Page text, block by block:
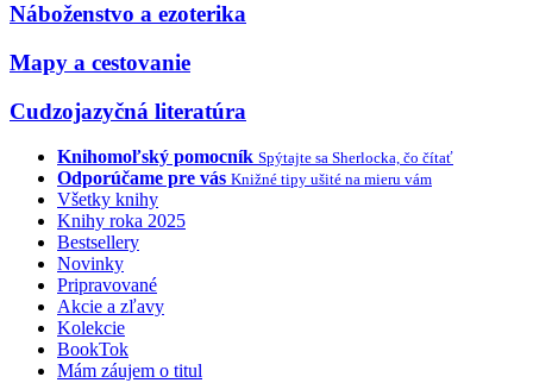
Náboženstvo a ezoterika
Mapy a cestovanie
Cudzojazyčná literatúra
Knihomoľský pomocník Spýtajte sa Sherlocka, čo čítať
Odporúčame pre vás Knižné tipy ušité na mieru vám
Všetky knihy
Knihy roka 2025
Bestsellery
Novinky
Pripravované
Akcie a zľavy
Kolekcie
BookTok
Mám záujem o titul